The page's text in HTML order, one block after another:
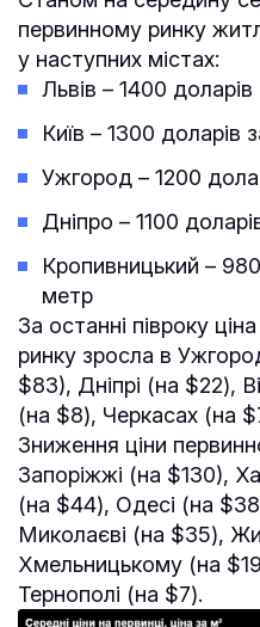
первинному ринку
у наступних містах:
Львів – 1400
Київ – 1300 доларів
Ужгород – 1200
Дніпро – 1100
Кропивницький –
метр
За останні півроку
ринку зросла в
$83), Дніпрі (на $22),
(на $8), Черкасах (на
Зниження ціни
Запоріжжі (на $130),
(на $44), Одесі (на
Миколаєві (на $35),
Хмельницькому (на
Тернополі (на $7).